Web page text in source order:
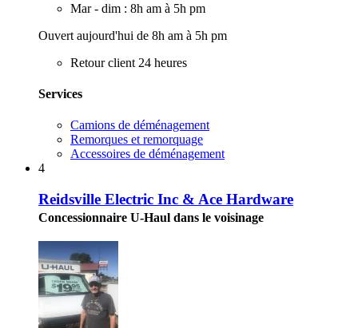
Mar - dim : 8h am à 5h pm
Ouvert aujourd'hui de 8h am à 5h pm
Retour client 24 heures
Services
Camions de déménagement
Remorques et remorquage
Accessoires de déménagement
4
Reidsville Electric Inc & Ace Hardware
Concessionnaire U-Haul dans le voisinage